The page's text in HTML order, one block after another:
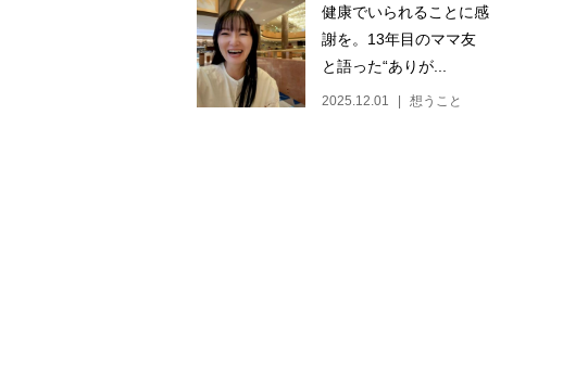
健康でいられることに感
謝を。13年目のママ友
と語った“ありが...
2025.12.01 想うこと